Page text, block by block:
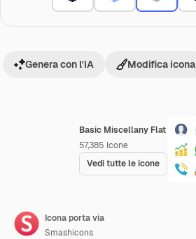
Basic Miscellany Flat
57,385 Icone
Vedi tutte le icone
Genera con l'IA Modifica icona
Icona porta via
Smashicons